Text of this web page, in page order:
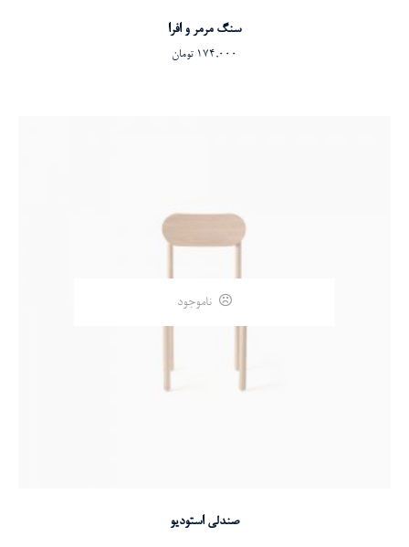
افزودن به سبد خرید
سنگ مرمر و افرا
174,000 تومان
ناموجود
انتخاب گزینه ها
صندلی استودیو